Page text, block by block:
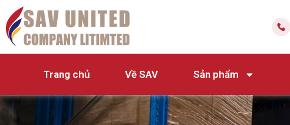
Trang chủ Về SAV Sản phẩm